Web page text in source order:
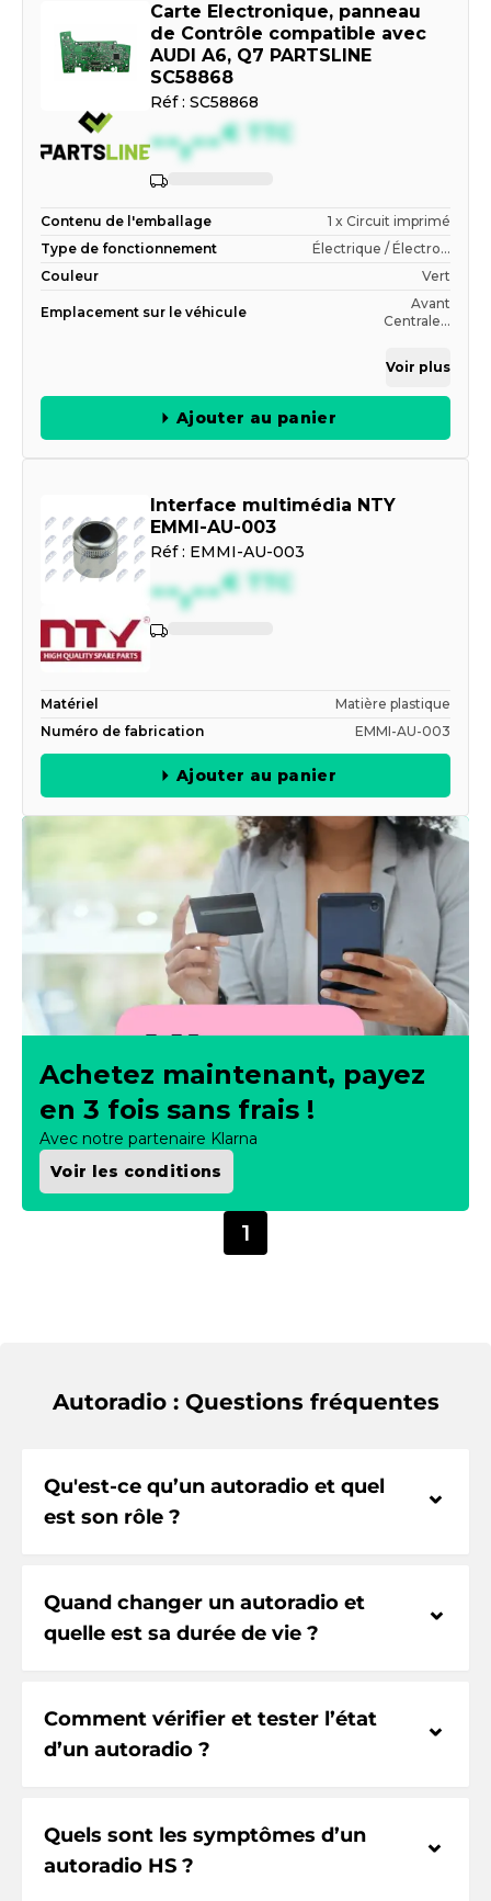
Carte Electronique, panneau
de Contrôle compatible avec
AUDI A6, Q7 PARTSLINE
SC58868
Réf : SC58868
--,--€ TTC
Contenu de l'emballage
1 x Circuit imprimé
Type de fonctionnement
Électrique / Électro...
Couleur
Vert
Emplacement sur le véhicule
Avant
Centrale...
Voir plus
Ajouter au panier
Interface multimédia NTY
EMMI-AU-003
Réf : EMMI-AU-003
--,--€ TTC
Matériel
Matière plastique
Numéro de fabrication
EMMI-AU-003
Ajouter au panier
Achetez maintenant, payez
en 3 fois sans frais !
Avec notre partenaire Klarna
Voir les conditions
1
Autoradio : Questions fréquentes
Qu'est-ce qu’un autoradio et quel
est son rôle ?
⌃
Quand changer un autoradio et
quelle est sa durée de vie ?
⌃
Comment vérifier et tester l’état
d’un autoradio ?
⌃
Quels sont les symptômes d’un
autoradio HS ?
⌃